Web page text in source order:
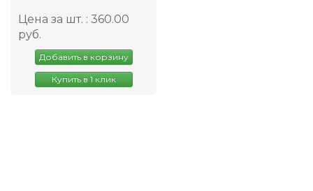
Цена за шт. : 360.00
руб.
Добавить в корзину
Купить в 1 клик